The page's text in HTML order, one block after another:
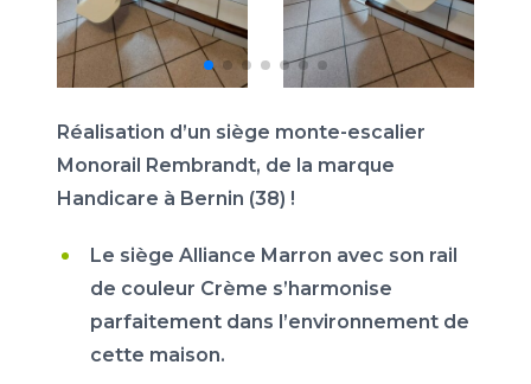
Réalisation d’un siège monte-escalier
Monorail Rembrandt, de la marque
Handicare à Bernin (38) !
Le siège Alliance Marron avec son rail
de couleur Crème s’harmonise
parfaitement dans l’environnement de
cette maison.